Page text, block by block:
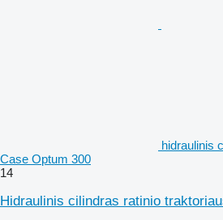
hidraulinis
Case Optum 300
14
Hidraulinis cilindras ratinio